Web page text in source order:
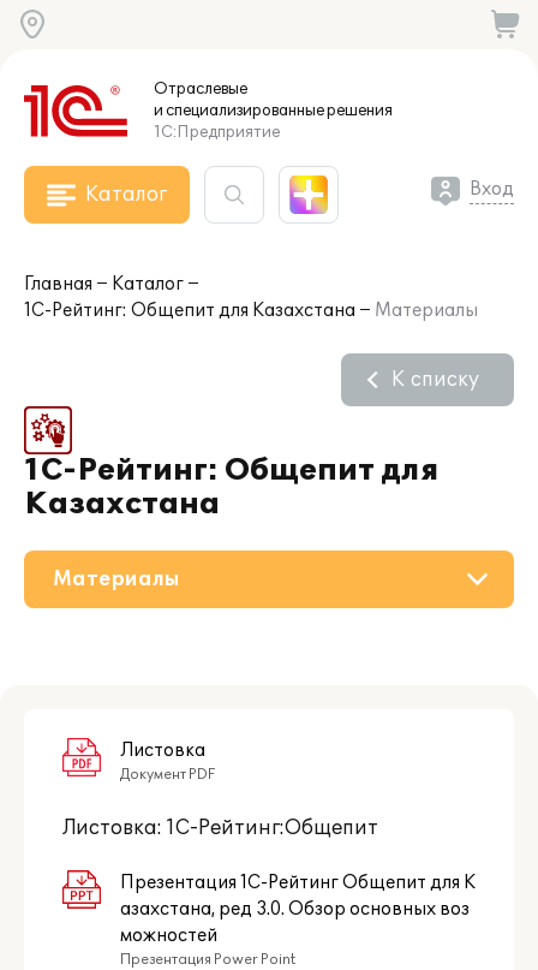
Отраслевые
и специализированныерешения
1С:Предприятие
Каталог Вход
Главная
Каталог
1С-Рейтинг: Общепит для Казахстана
Материалы
1С-Рейтинг: Общепит для
Казахстана
К списку
Поддержка
Материалы
Листовка
Документ PDF
Листовка: 1С-Рейтинг:Общепит
Презентация 1С-Рейтинг Общепит для К
азахстана, ред 3.0. Обзор основных воз
можностей
Презентация Power Point